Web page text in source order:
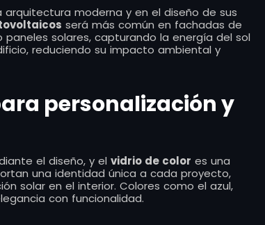
arquitectura moderna y en el diseño de sus
será más común en fachadas de
solares, capturando la energía del sol
reduciendo su impacto ambiental y
personalización y
el diseño, y el vidrio de color es una
una identidad única a cada proyecto,
solar en el interior. Colores como el azul,
con funcionalidad.